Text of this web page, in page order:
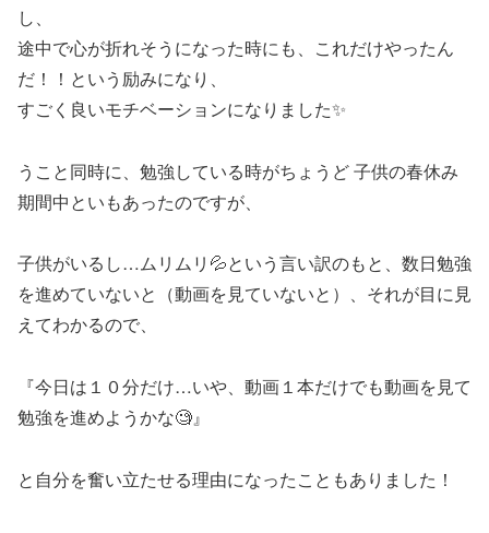
し、
途中で心が折れそうになった時にも、これだけやったん
だ！！という励みになり、
すごく良いモチベーションになりました✨
うこと同時に、勉強している時がちょうど 子供の春休み
期間中といもあったのですが、
子供がいるし…ムリムリ💦という言い訳のもと、数日勉強
を進めていないと（動画を見ていないと）、それが目に見
えてわかるので、
『今日は１０分だけ…いや、動画１本だけでも動画を見て
勉強を進めようかな🧐』
と自分を奮い立たせる理由になったこともありました！